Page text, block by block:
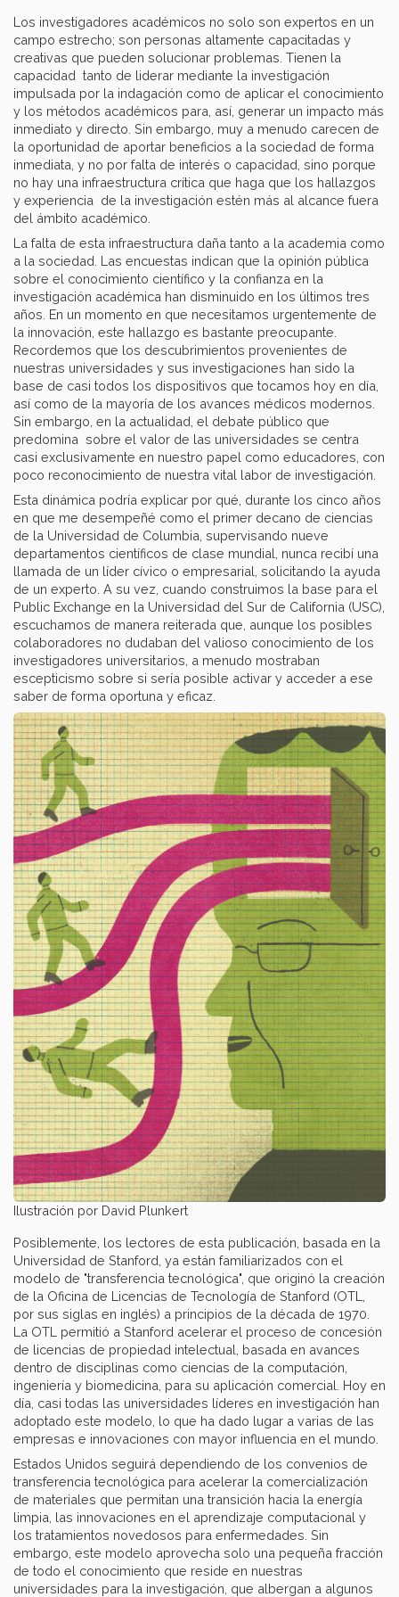
Los investigadores académicos no solo son expertos en un
campo estrecho; son personas altamente capacitadas y
creativas que pueden solucionar problemas. Tienen la
capacidad tanto de liderar mediante la investigación
impulsada por la indagación como de aplicar el conocimiento
y los métodos académicos para, así, generar un impacto más
inmediato y directo. Sin embargo, muy a menudo carecen de
la oportunidad de aportar beneficios a la sociedad de forma
inmediata, y no por falta de interés o capacidad, sino porque
no hay una infraestructura crítica que haga que los hallazgos
y experiencia de la investigación estén más al alcance fuera
del ámbito académico.
La falta de esta infraestructura daña tanto a la academia como
a la sociedad. Las encuestas indican que la opinión pública
sobre el conocimiento científico y la confianza en la
investigación académica han disminuido en los últimos tres
años. En un momento en que necesitamos urgentemente de
la innovación, este hallazgo es bastante preocupante.
Recordemos que los descubrimientos provenientes de
nuestras universidades y sus investigaciones han sido la
base de casi todos los dispositivos que tocamos hoy en día,
así como de la mayoría de los avances médicos modernos.
Sin embargo, en la actualidad, el debate público que
predomina sobre el valor de las universidades se centra
casi exclusivamente en nuestro papel como educadores, con
poco reconocimiento de nuestra vital labor de investigación.
Esta dinámica podría explicar por qué, durante los cinco años
en que me desempeñé como el primer decano de ciencias
de la Universidad de Columbia, supervisando nueve
departamentos científicos de clase mundial, nunca recibí una
llamada de un líder cívico o empresarial, solicitando la ayuda
de un experto. A su vez, cuando construimos la base para el
Public Exchange en la Universidad del Sur de California (USC),
escuchamos de manera reiterada que, aunque los posibles
colaboradores no dudaban del valioso conocimiento de los
investigadores universitarios, a menudo mostraban
escepticismo sobre si sería posible activar y acceder a ese
saber de forma oportuna y eficaz.
Ilustración por David Plunkert
Posiblemente, los lectores de esta publicación, basada en la
Universidad de Stanford, ya están familiarizados con el
modelo de "transferencia tecnológica", que originó la creación
de la Oficina de Licencias de Tecnología de Stanford (OTL,
por sus siglas en inglés) a principios de la década de 1970.
La OTL permitió a Stanford acelerar el proceso de concesión
de licencias de propiedad intelectual, basada en avances
dentro de disciplinas como ciencias de la computación,
ingeniería y biomedicina, para su aplicación comercial. Hoy en
día, casi todas las universidades líderes en investigación han
adoptado este modelo, lo que ha dado lugar a varias de las
empresas e innovaciones con mayor influencia en el mundo.
Estados Unidos seguirá dependiendo de los convenios de
transferencia tecnológica para acelerar la comercialización
de materiales que permitan una transición hacia la energía
limpia, las innovaciones en el aprendizaje computacional y
los tratamientos novedosos para enfermedades. Sin
embargo, este modelo aprovecha solo una pequeña fracción
de todo el conocimiento que reside en nuestras
universidades para la investigación, que albergan a algunos